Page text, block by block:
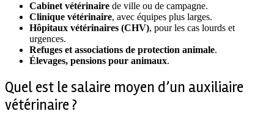
Cabinet vétérinaire de ville ou de campagne.
Clinique vétérinaire, avec équipes plus larges.
Hôpitaux vétérinaires (CHV), pour les cas lourds et
urgences.
Refuges et associations de protection animale.
Élevages, pensions pour animaux.
Quel est le salaire moyen d’un auxiliaire
vétérinaire ?